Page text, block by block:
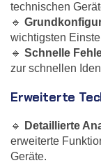
technischen
🔹
wichtigsten
🔹 Schnelle
zur schnellen
Erweiterte
🔹 Detaillierte
erweiterte
Geräte.